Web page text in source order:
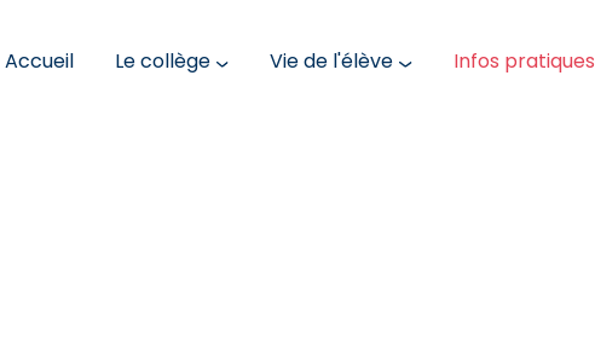
Accueil Le collège Vie de l'élève Infos pratiques